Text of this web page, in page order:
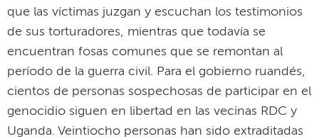
que las víctimas juzgan y escuchan los testimonios
de sus torturadores, mientras que todavía se
encuentran fosas comunes que se remontan al
período de la guerra civil. Para el gobierno ruandés,
cientos de personas sospechosas de participar en el
genocidio siguen en libertad en las vecinas RDC y
Uganda. Veintiocho personas han sido extraditadas